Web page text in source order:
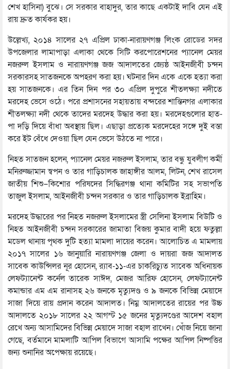
শেখ হাসিনা) বুঝে। সে সরকার বাহাদুর, তার কাছে একটাই দাবি যেন এই
রায় দ্রুত কার্যকর হয়।
উল্লেখ্য, ২০১৪ সালের ২৭ এপ্রিল ঢাকা-নারায়ণগঞ্জ লিংক রোডের সদর
উপজেলার লামাপাড়া এলাকা থেকে সিটি করপোরেশনের প্যানেল মেয়র
নজরুল ইসলাম ও নারায়ণগঞ্জ জজ আদালতের জ্যেষ্ঠ আইনজীবী চন্দন
সরকারসহ সাতজনকে অপহরণ করা হয়। ঘটনার দিন একে একে হত্যা করা
হয় সাতজনকে। এর তিন দিন পর ৩০ এপ্রিল দুপুরে শীতলক্ষ্যা নদীতে
মরদেহ ভেসে ওঠে। পরে প্রশাসনের সহায়তায় বন্দরের শান্তিনগর এলাকার
শীতলক্ষ্যা নদী থেকে তাদের মরদেহ উদ্ধার করা হয়। মরদেহগুলোর হাত-
পা দড়ি দিয়ে বাঁধা অবস্থায় ছিল। এছাড়া প্রত্যেক মরদেহের সঙ্গে দুই বস্তা
করে ইট বেঁধে দেওয়া ছিল যেন ভেসে উঠতে না পারে।
নিহত সাতজন হলেন, প্যানেল মেয়র নজরুল ইসলাম, তার বন্ধু যুবলীগ কর্মী
মনিরুজ্জামান স্বপন ও তার গাড়িচালক জাহাঙ্গীর আলম, লিটন, শেখ রাসেল
জাতীয় শিশু–কিশোর পরিষদের সিদ্ধিরগঞ্জ থানা কমিটির সহ সভাপতি
তাজুল ইসলাম, আইনজীবী চন্দন সরকার ও তার গাড়িচালক ইব্রাহিম।
মরদেহ উদ্ধারের পর নিহত নজরুল ইসলামের স্ত্রী সেলিনা ইসলাম বিউটি ও
নিহত আইনজীবী চন্দন সরকারের জামাতা বিজয় কুমার বাদী হয়ে ফতুল্লা
মডেল থানায় পৃথক দুটি হত্যা মামলা দায়ের করেন। আলোচিত এ মামলায়
২০১৭ সালের ১৬ জানুয়ারি নারায়ণগঞ্জ জেলা ও দায়রা জজ আদালত
সাবেক কাউন্সিলর নূর হোসেন, র‍্যাব-১১-এর চাকরিচ্যুত সাবেক অধিনায়ক
লেফট্যানেন্ট কর্নেল তারেক সাঈদ, মেজর আরিফ হোসেন, লেফট্যানেন্ট
কমান্ডার এম এম রানাসহ ২৬ জনকে মৃত্যুদণ্ড ও ৯ জনকে বিভিন্ন মেয়াদে
সাজা দিয়ে রায় প্রদান করেন আদালত। নিম্ন আদালতের রায়ের পর উচ্চ
আদালতে ২০১৮ সালের ২২ আগস্ট ১৫ জনের মৃত্যুদণ্ডের আদেশ বহাল
রেখে অন্য আসামিদের বিভিন্ন মেয়াদে সাজা বহাল রাখেন। খোঁজ নিয়ে জানা
গেছে, বর্তমানে মামলাটি আপিল বিভাগে আসামি পক্ষের আপিল নিষ্পত্তির
জন্য শুনানির অপেক্ষায় রয়েছে।